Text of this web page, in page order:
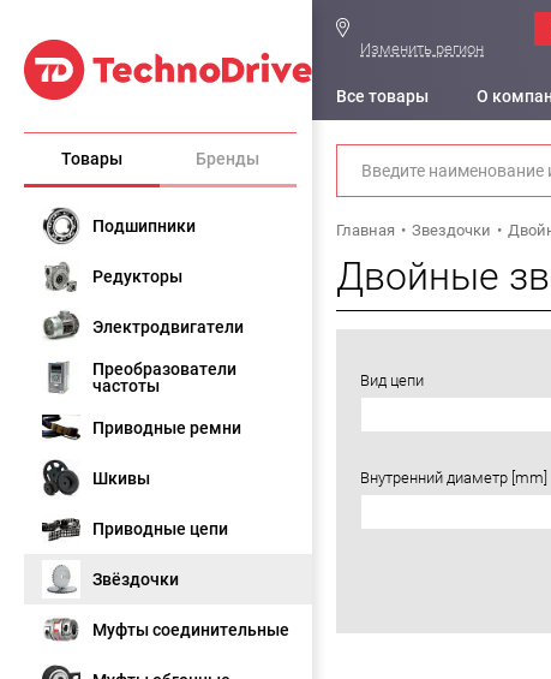
Товары Бренды
Подшипники
Редукторы
Электродвигатели
Преобразователи
частоты
Приводные ремни
Шкивы
Приводные цепи
Звёздочки
Муфты соединительные
Изменить регион
Все товары О
Главная Звездочки
Двойные
Вид цепи
Внутренний диаметр [mm]